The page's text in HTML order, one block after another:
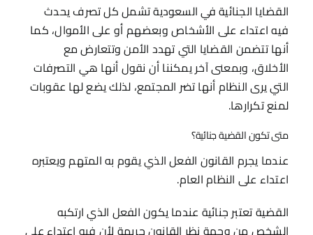
القضايا الجنائية في السعودية تشمل كل تصرف يحدث
فيه اعتداء على الأشخاص وبعضهم أو على الأموال، كما
أنها تتضمن القضايا التي تهدد الأمن وتتعارض مع
الأخلاق، وبمعنى آخر يمكننا أن نقول أنها هي التصرفات
التي يرى النظام أنها تضر المجتمع، لذلك يضع لها عقوبات
لمنع تكرارها.
متى تكون القضية جنائية؟
عندما يجرم القانون الفعل الذي يقوم به المتهم ويعتبره
اعتداء على النظام العام.
القضية تعتبر جنائية عندما يكون الفعل الذي ارتكبه
الشخص من وجهة نظر القانون جريمة لأن فيه اعتداء على